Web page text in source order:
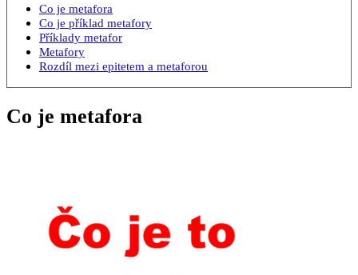
Co je metafora
Co je příklad metafory
Příklady metafor
Metafory
Rozdíl mezi epitetem a metaforou
Co je metafora